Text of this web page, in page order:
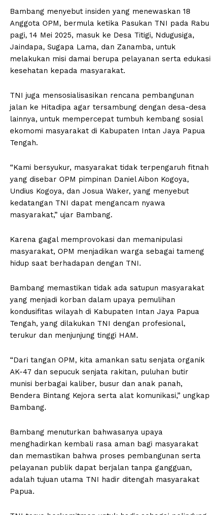
Bambang menyebut insiden yang menewaskan 18
Anggota OPM, bermula ketika Pasukan TNI pada Rabu
pagi, 14 Mei 2025, masuk ke Desa Titigi, Ndugusiga,
Jaindapa, Sugapa Lama, dan Zanamba, untuk
melakukan misi damai berupa pelayanan serta edukasi
kesehatan kepada masyarakat.
TNI juga mensosialisasikan rencana pembangunan
jalan ke Hitadipa agar tersambung dengan desa-desa
lainnya, untuk mempercepat tumbuh kembang sosial
ekomomi masyarakat di Kabupaten Intan Jaya Papua
Tengah.
“Kami bersyukur, masyarakat tidak terpengaruh fitnah
yang disebar OPM pimpinan Daniel Aibon Kogoya,
Undius Kogoya, dan Josua Waker, yang menyebut
kedatangan TNI dapat mengancam nyawa
masyarakat,” ujar Bambang.
Karena gagal memprovokasi dan memanipulasi
masyarakat, OPM menjadikan warga sebagai tameng
hidup saat berhadapan dengan TNI.
Bambang memastikan tidak ada satupun masyarakat
yang menjadi korban dalam upaya pemulihan
kondusifitas wilayah di Kabupaten Intan Jaya Papua
Tengah, yang dilakukan TNI dengan profesional,
terukur dan menjunjung tinggi HAM.
“Dari tangan OPM, kita amankan satu senjata organik
AK-47 dan sepucuk senjata rakitan, puluhan butir
munisi berbagai kaliber, busur dan anak panah,
Bendera Bintang Kejora serta alat komunikasi,” ungkap
Bambang.
Bambang menuturkan bahwasanya upaya
menghadirkan kembali rasa aman bagi masyarakat
dan memastikan bahwa proses pembangunan serta
pelayanan publik dapat berjalan tanpa gangguan,
adalah tujuan utama TNI hadir ditengah masyarakat
Papua.